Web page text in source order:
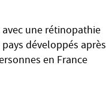
une rétinopathie
développés après
en France